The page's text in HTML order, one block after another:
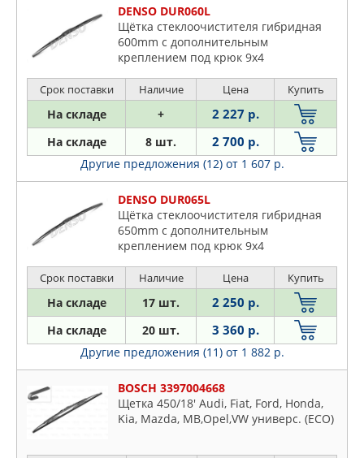
DENSO DUR060L
Щётка стеклоочистителя гибридная
600mm c дополнительным
креплением под крюк 9x4
Срок поставки Наличие Цена Купить
На складе + 2 227 р.
На складе 8 шт. 2 700 р.
Другие предложения (12) от 1 607 р.
DENSO DUR065L
Щётка стеклоочистителя гибридная
650mm c дополнительным
креплением под крюк 9x4
Срок поставки Наличие Цена Купить
На складе 17 шт. 2 250 р.
На складе 20 шт. 3 360 р.
Другие предложения (11) от 1 882 р.
BOSCH 3397004668
Щетка 450/18' Audi, Fiat, Ford, Honda,
Kia, Mazda, MB,Opel,VW универс. (ECO)